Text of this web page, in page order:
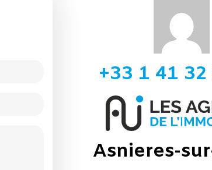
+33 1 41
Asnieres-